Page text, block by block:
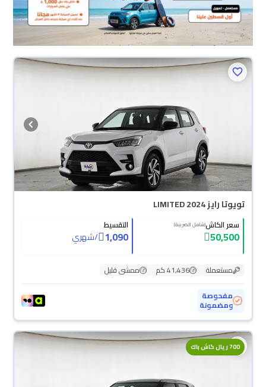
تويوتا رايز LIMITED 2024
سعر الكاش(شامل الضريبة)
50,500
التقسيط
1,090
/شهري
مستعملة 41,436 كم
ممشى قليل
مفحوصة
ومضمونة
700 ريال كاش باك